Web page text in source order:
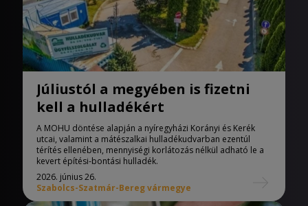
Júliustól a megyében is fizetni
kell a hulladékért
A MOHU döntése alapján a nyíregyházi Korányi és Kerék
utcai, valamint a mátészalkai hulladékudvarban ezentúl
térítés ellenében, mennyiségi korlátozás nélkül adható le a
kevert építési-bontási hulladék.
2026. június 26.
Szabolcs-Szatmár-Bereg vármegye